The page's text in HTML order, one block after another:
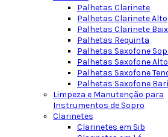
Palhetas Clarinete
Palhetas Clarinete Alto
Palhetas Clarinete
Palhetas Requinta
Palhetas Saxofone
Palhetas Saxofone Alto
Palhetas Saxofone
Palhetas Saxofone
Limpeza e Manutenção para
Instrumentos de Sopro
Clarinetes
Clarinetes em Sib